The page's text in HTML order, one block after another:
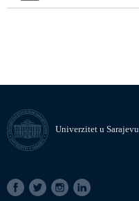
Univerzitet u Sarajevu
SOCIAL
LINKS